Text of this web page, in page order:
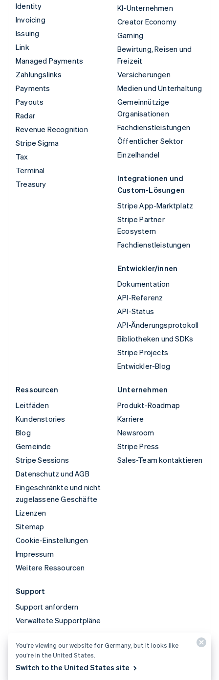
Identity
Invoicing
Issuing
Link
Managed Payments
Zahlungslinks
Payments
Payouts
Radar
Revenue Recognition
Stripe Sigma
Tax
Terminal
Treasury
KI-Unternehmen
Creator Economy
Gaming
Bewirtung, Reisen und
Freizeit
Versicherungen
Medien und Unterhaltung
Gemeinnützige
Organisationen
Fachdienstleistungen
Öffentlicher Sektor
Einzelhandel
Integrationen und
Custom-Lösungen
Stripe App-Marktplatz
Stripe Partner
Ecosystem
Fachdienstleistungen
Entwickler/innen
Dokumentation
API-Referenz
API-Status
API-Änderungsprotokoll
Bibliotheken und SDKs
Stripe Projects
Entwickler-Blog
Ressourcen
Leitfäden
Kundenstories
Blog
Gemeinde
Stripe Sessions
Datenschutz und AGB
Eingeschränkte und nicht
zugelassene Geschäfte
Lizenzen
Sitemap
Cookie-Einstellungen
Impressum
Weitere Ressourcen
Unternehmen
Produkt-Roadmap
Karriere
Newsroom
Stripe Press
Sales-Team kontaktieren
Support
Support anfordern
Verwaltete Supportpläne
© 2026 Stripe, LLC
You’re viewing our website for Germany, but it looks like
you’re in the United States.
Switch to the United States site